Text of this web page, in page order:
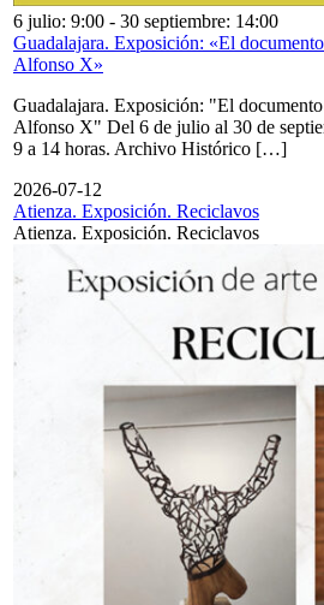
6 julio: 9:00 - 30 septiembre: 14:00
Guadalajara. Exposición: «El
Alfonso X»
Guadalajara. Exposición: "El
Alfonso X" Del 6 de julio al 30 de
9 a 14 horas. Archivo Histórico […]
2026-07-12
Atienza. Exposición. Reciclavos
Atienza. Exposición. Reciclavos